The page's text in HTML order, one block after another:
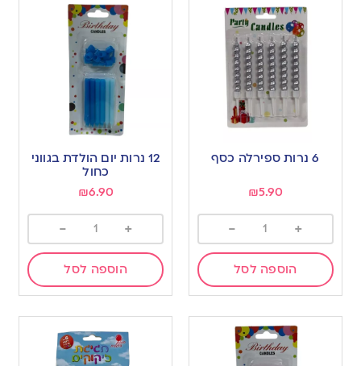
6 נרות ספירלה כסף
₪5.90
+
-
הוספה לסל
12 נרות יום הולדת בגווני
כחול
₪6.90
+
-
הוספה לסל